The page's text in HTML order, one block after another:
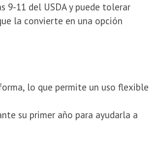
9-11 del USDA y puede tolerar
la convierte en una opción
lo que permite un uso flexible
su primer año para ayudarla a